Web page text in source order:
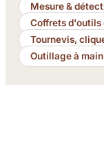
Mesure &
Coffrets d'outils
Tournevis,
Outillage à main